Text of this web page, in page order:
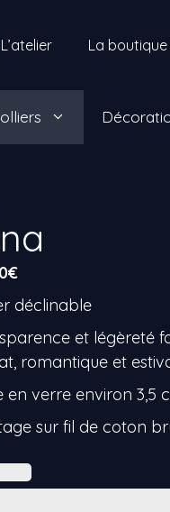
L’atelier La
€
déclinable
et légèreté
romantique et
en verre environ 3,5
sur fil de coton